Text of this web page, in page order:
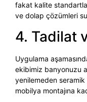
fakat kalite
ve dolap çözümleri
4. Tadilat
Uygulama
ekibimiz banyonuzu
yenilemeden
mobilya montajına